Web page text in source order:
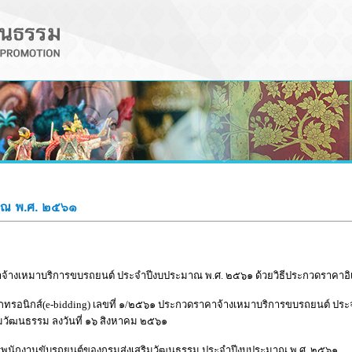
าณ พ.ศ. ๒๕๖๑
างเหมาบริการขบรถยนต์ ประจำปีงบประมาณ พ.ศ. ๒๕๖๑ ด้วยวิธีประกวดราคา
ทรอนิกส์(e-bidding) เลขที่ ๑/๒๕๖๑ ประกวดราคาจ้างเหมาบริการขบรถยนต์ ป
วัฒนธรรม ลงวันที่ ๑๖ สิงหาคม ๒๕๖๑